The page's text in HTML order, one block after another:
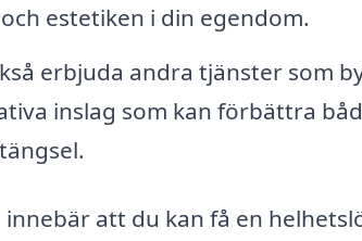
estetiken i din egendom.
erbjuda andra tjänster som
inslag som kan förbättra
att du kan få en